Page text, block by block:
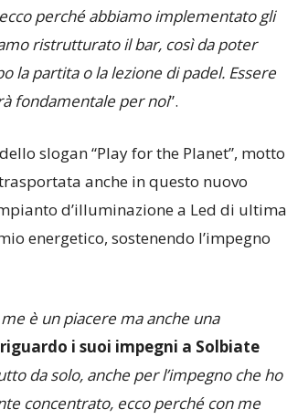
perché abbiamo implementato gli
ristrutturato il bar, così da poter
la partita o la lezione di padel. Essere
fondamentale per noi”.
slogan “Play for the Planet”, motto
anche in questo nuovo
d’illuminazione a Led di ultima
energetico, sostenendo l’impegno
è un piacere ma anche una
i suoi impegni a Solbiate
da solo, anche per l’impegno che ho
concentrato, ecco perché con me